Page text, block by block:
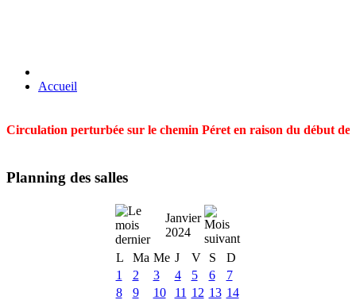
Accueil
Circulation perturbée sur le chemin Péret en raison du début
Planning des salles
Janvier
2024
L
Ma Me J V S
D
1
2 3 4 5 6
7
8
9 10 11 12 13 14